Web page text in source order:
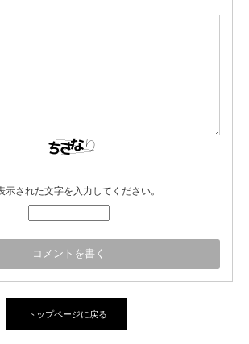
示された文字を入力してください。
トップページに戻る